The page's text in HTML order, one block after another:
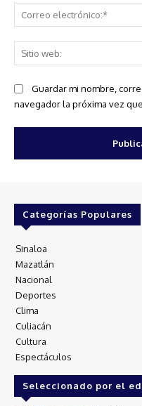
Guardar mi nombre,
navegador la próxima vez
Categorías Populares
Sinaloa
Mazatlán
Nacional
Deportes
Clima
Culiacán
Cultura
Espectáculos
Seleccionado por el